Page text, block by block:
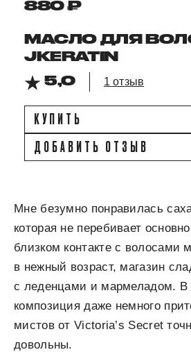
880 ₽
МАСЛО ДЛЯ
JKERATIN
5,0
1 отзыв
КУПИТЬ
ДОБАВИТЬ ОТЗЫВ
Мне безумно понравилась
которая не перебивает
близком контакте с волосами
в нежный возраст, магазин
с леденцами и мармеладом. В
композиция даже немного
мистов от Victoria’s Secret
довольны.